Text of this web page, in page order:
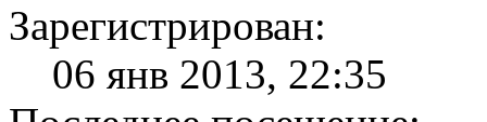
Зарегистрирован:
06 янв 2013, 22:35